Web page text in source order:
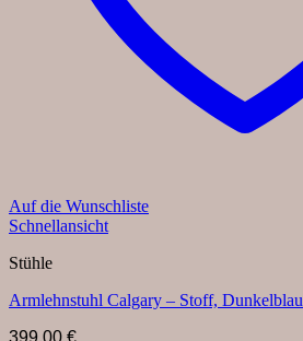
Auf die Wunschliste
Schnellansicht
Stühle
Armlehnstuhl Calgary – Stoff, Dunkelblau